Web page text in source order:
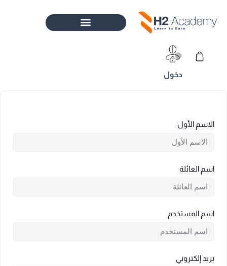
المحتوى
Cart
الاسم الأول
اسم العائلة
اسم المستخدم
بريد إلكتروني